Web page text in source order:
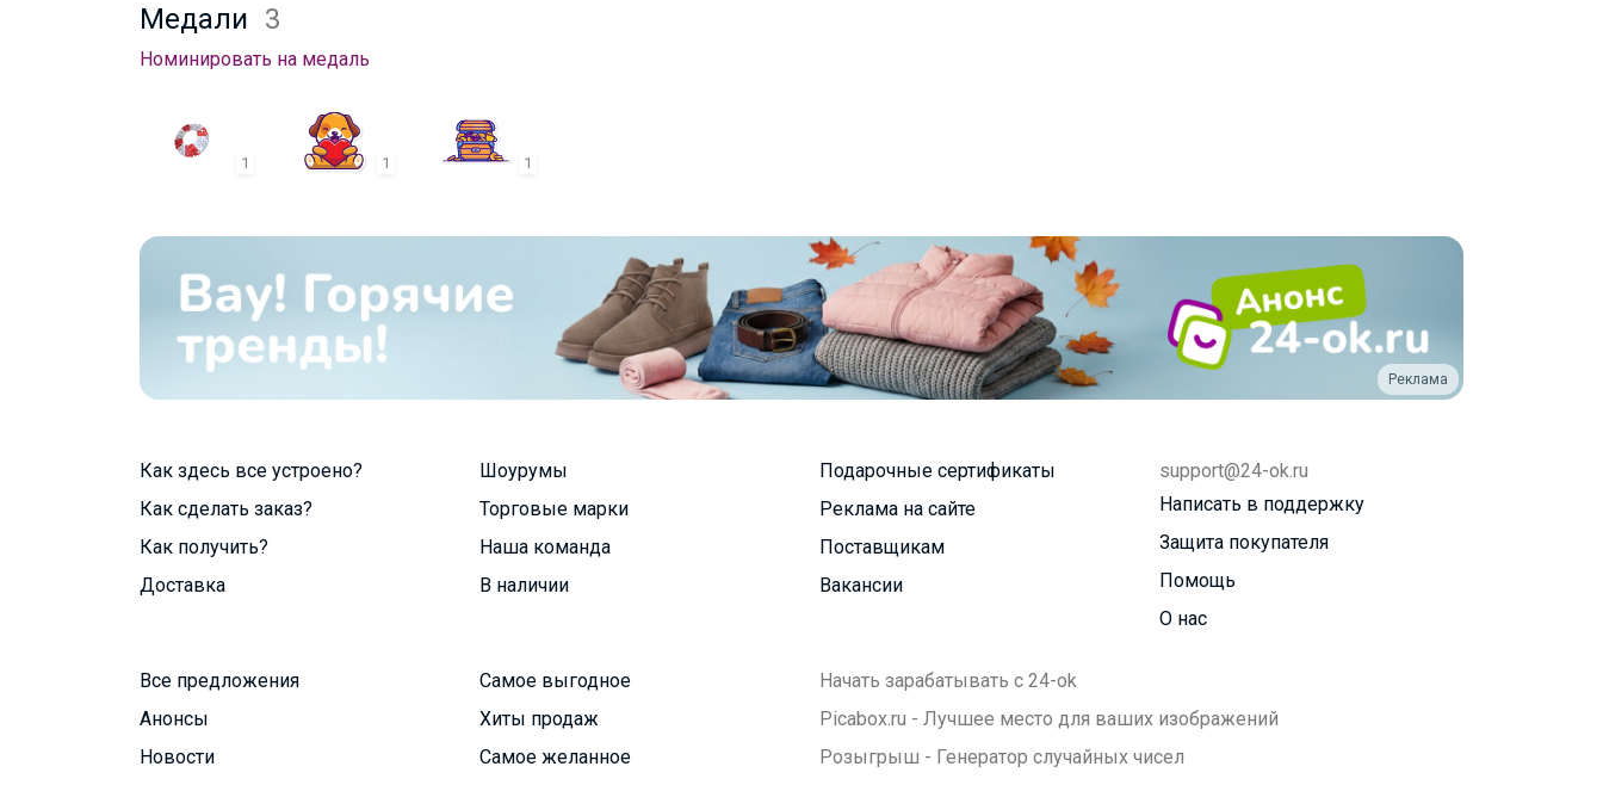
Медали 3
Номинировать на медаль
1 1 1
Реклама
Как здесь все устроено?
Как сделать заказ?
Как получить?
Доставка
Шоурумы
Торговые марки
Наша команда
В наличии
Подарочные сертификаты
Реклама на сайте
Поставщикам
Вакансии
support@24-ok.ru
Написать в поддержку
Защита покупателя
Помощь
О нас
Все предложения
Анонсы
Новости
Самое выгодное
Хиты продаж
Самое желанное
Начать зарабатывать с 24-ok
Picabox.ru - Лучшее место для ваших изображений
Розыгрыш - Генератор случайных чисел